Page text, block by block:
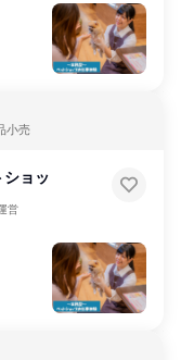
小売
ショッ
営